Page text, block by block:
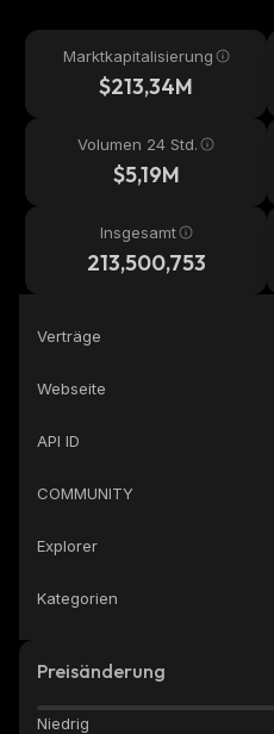
Marktkapitalisierung
$213,34M
Volumen 24 Std.
$5,19M
Insgesamt
213,500,753
Verträge
Webseite
API ID
COMMUNITY
Explorer
Kategorien
Preisänderung
Niedrig